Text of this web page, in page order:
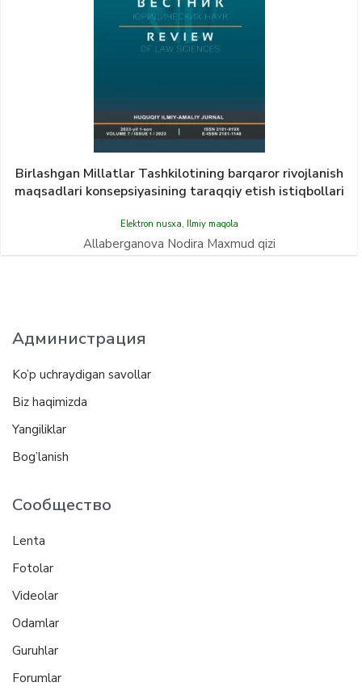
Birlashgan Millatlar Tashkilotining barqaror rivojlanish
maqsadlari konsepsiyasining taraqqiy etish istiqbollari
Elektron nusxa, Ilmiy maqola
Allaberganova Nodira Maxmud qizi
Администрация
Ko’p uchraydigan savollar
Biz haqimizda
Yangiliklar
Bog’lanish
Сообщество
Lenta
Fotolar
Videolar
Odamlar
Guruhlar
Forumlar